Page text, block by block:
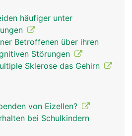
häufiger unter
Betroffenen über ihren
Störungen
Sklerose das Gehirn
von Eizellen?
bei Schulkindern